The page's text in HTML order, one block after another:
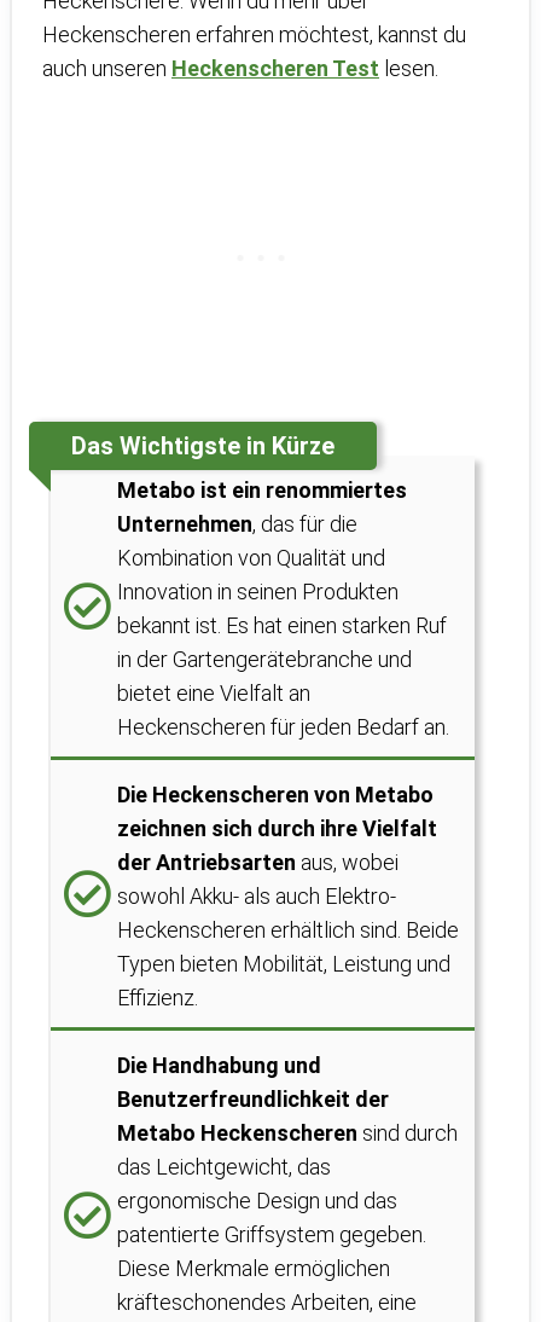
Heckenscheren erfahren möchtest, kannst du
auch unseren Heckenscheren Test lesen.
Das Wichtigste in Kürze
Metabo ist ein renommiertes
Unternehmen, das für die
Kombination von Qualität und
Innovation in seinen Produkten
bekannt ist. Es hat einen starken Ruf
in der Gartengerätebranche und
bietet eine Vielfalt an
Heckenscheren für jeden Bedarf an.
Die Heckenscheren von Metabo
zeichnen sich durch ihre Vielfalt
der Antriebsarten aus, wobei
sowohl Akku- als auch Elektro-
Heckenscheren erhältlich sind. Beide
Typen bieten Mobilität, Leistung und
Effizienz.
Die Handhabung und
Benutzerfreundlichkeit der
Metabo Heckenscheren sind durch
das Leichtgewicht, das
ergonomische Design und das
patentierte Griffsystem gegeben.
Diese Merkmale ermöglichen
kräfteschonendes Arbeiten, eine